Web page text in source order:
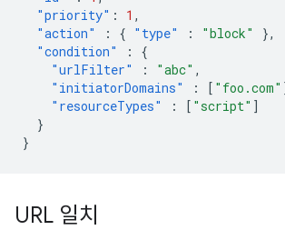
"priority" : 1 ,
"action"
: { "type" : "block"
},
"condition"
:
{
"urlFilter"
: "abc" ,
"initiatorDomains"
: [ "foo.com"
"resourceTypes"
: [ "script" ]
}
}
URL 일치